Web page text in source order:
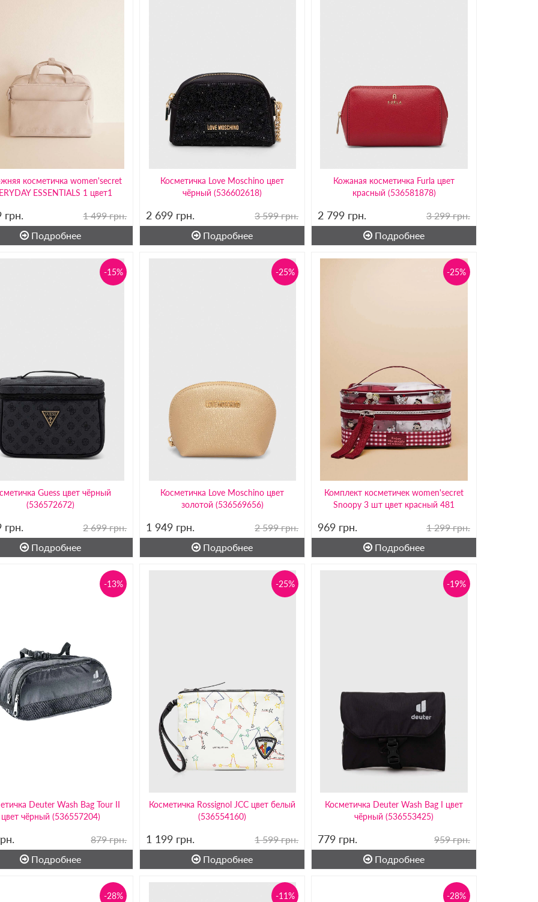
косметичка women'secret
ESSENTIALS 1 цвет1
грн.
1 499 грн.
Подробнее
Косметичка Love Moschino цвет
чёрный (536602618)
2 699 грн.
3 599 грн.
Подробнее
Кожаная косметичка Furla цвет
красный (536581878)
2 799 грн.
3 299 грн.
Подробнее
Guess цвет чёрный
(536572672)
-15%
грн.
2 699 грн.
Подробнее
Косметичка Love Moschino цвет
золотой (536569656)
-25%
1 949 грн.
2 599 грн.
Подробнее
Комплект косметичек women'secret
Snoopy 3 шт цвет красный 481
-25%
969 грн.
1 299 грн.
Подробнее
Deuter Wash Bag Tour II
цвет чёрный (536557204)
-13%
879 грн.
Подробнее
Косметичка Rossignol JCC цвет белый
(536554160)
-25%
1 199 грн.
1 599 грн.
Подробнее
Косметичка Deuter Wash Bag I цвет
чёрный (536553425)
-19%
779 грн.
959 грн.
Подробнее
-28% -11% -28%